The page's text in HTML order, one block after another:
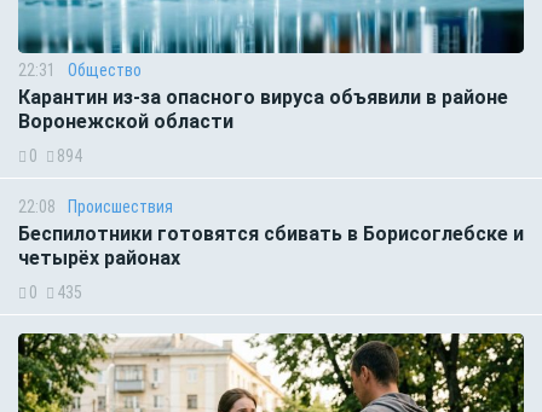
22:31 Общество
Карантин из-за опасного вируса объявили в районе
Воронежской области
0 894
22:08 Происшествия
Беспилотники готовятся сбивать в Борисоглебске и
четырёх районах
0 435